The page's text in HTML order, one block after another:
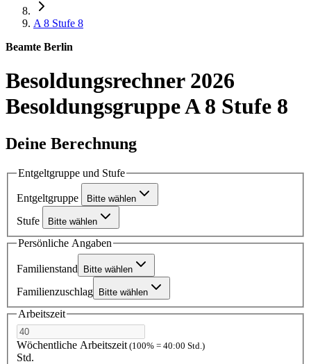
A 8 Stufe 8
Beamte Berlin
Besoldungsrechner 2026
Besoldungsgruppe A 8 Stufe 8
Deine Berechnung
Entgeltgruppe und Stufe
Entgeltgruppe Bitte wählen
Stufe Bitte wählen
Persönliche Angaben
Familienstand Bitte wählen
Familienzuschlag Bitte wählen
Arbeitszeit
Wöchentliche Arbeitszeit (100% = 40:00 Std.)
Std.